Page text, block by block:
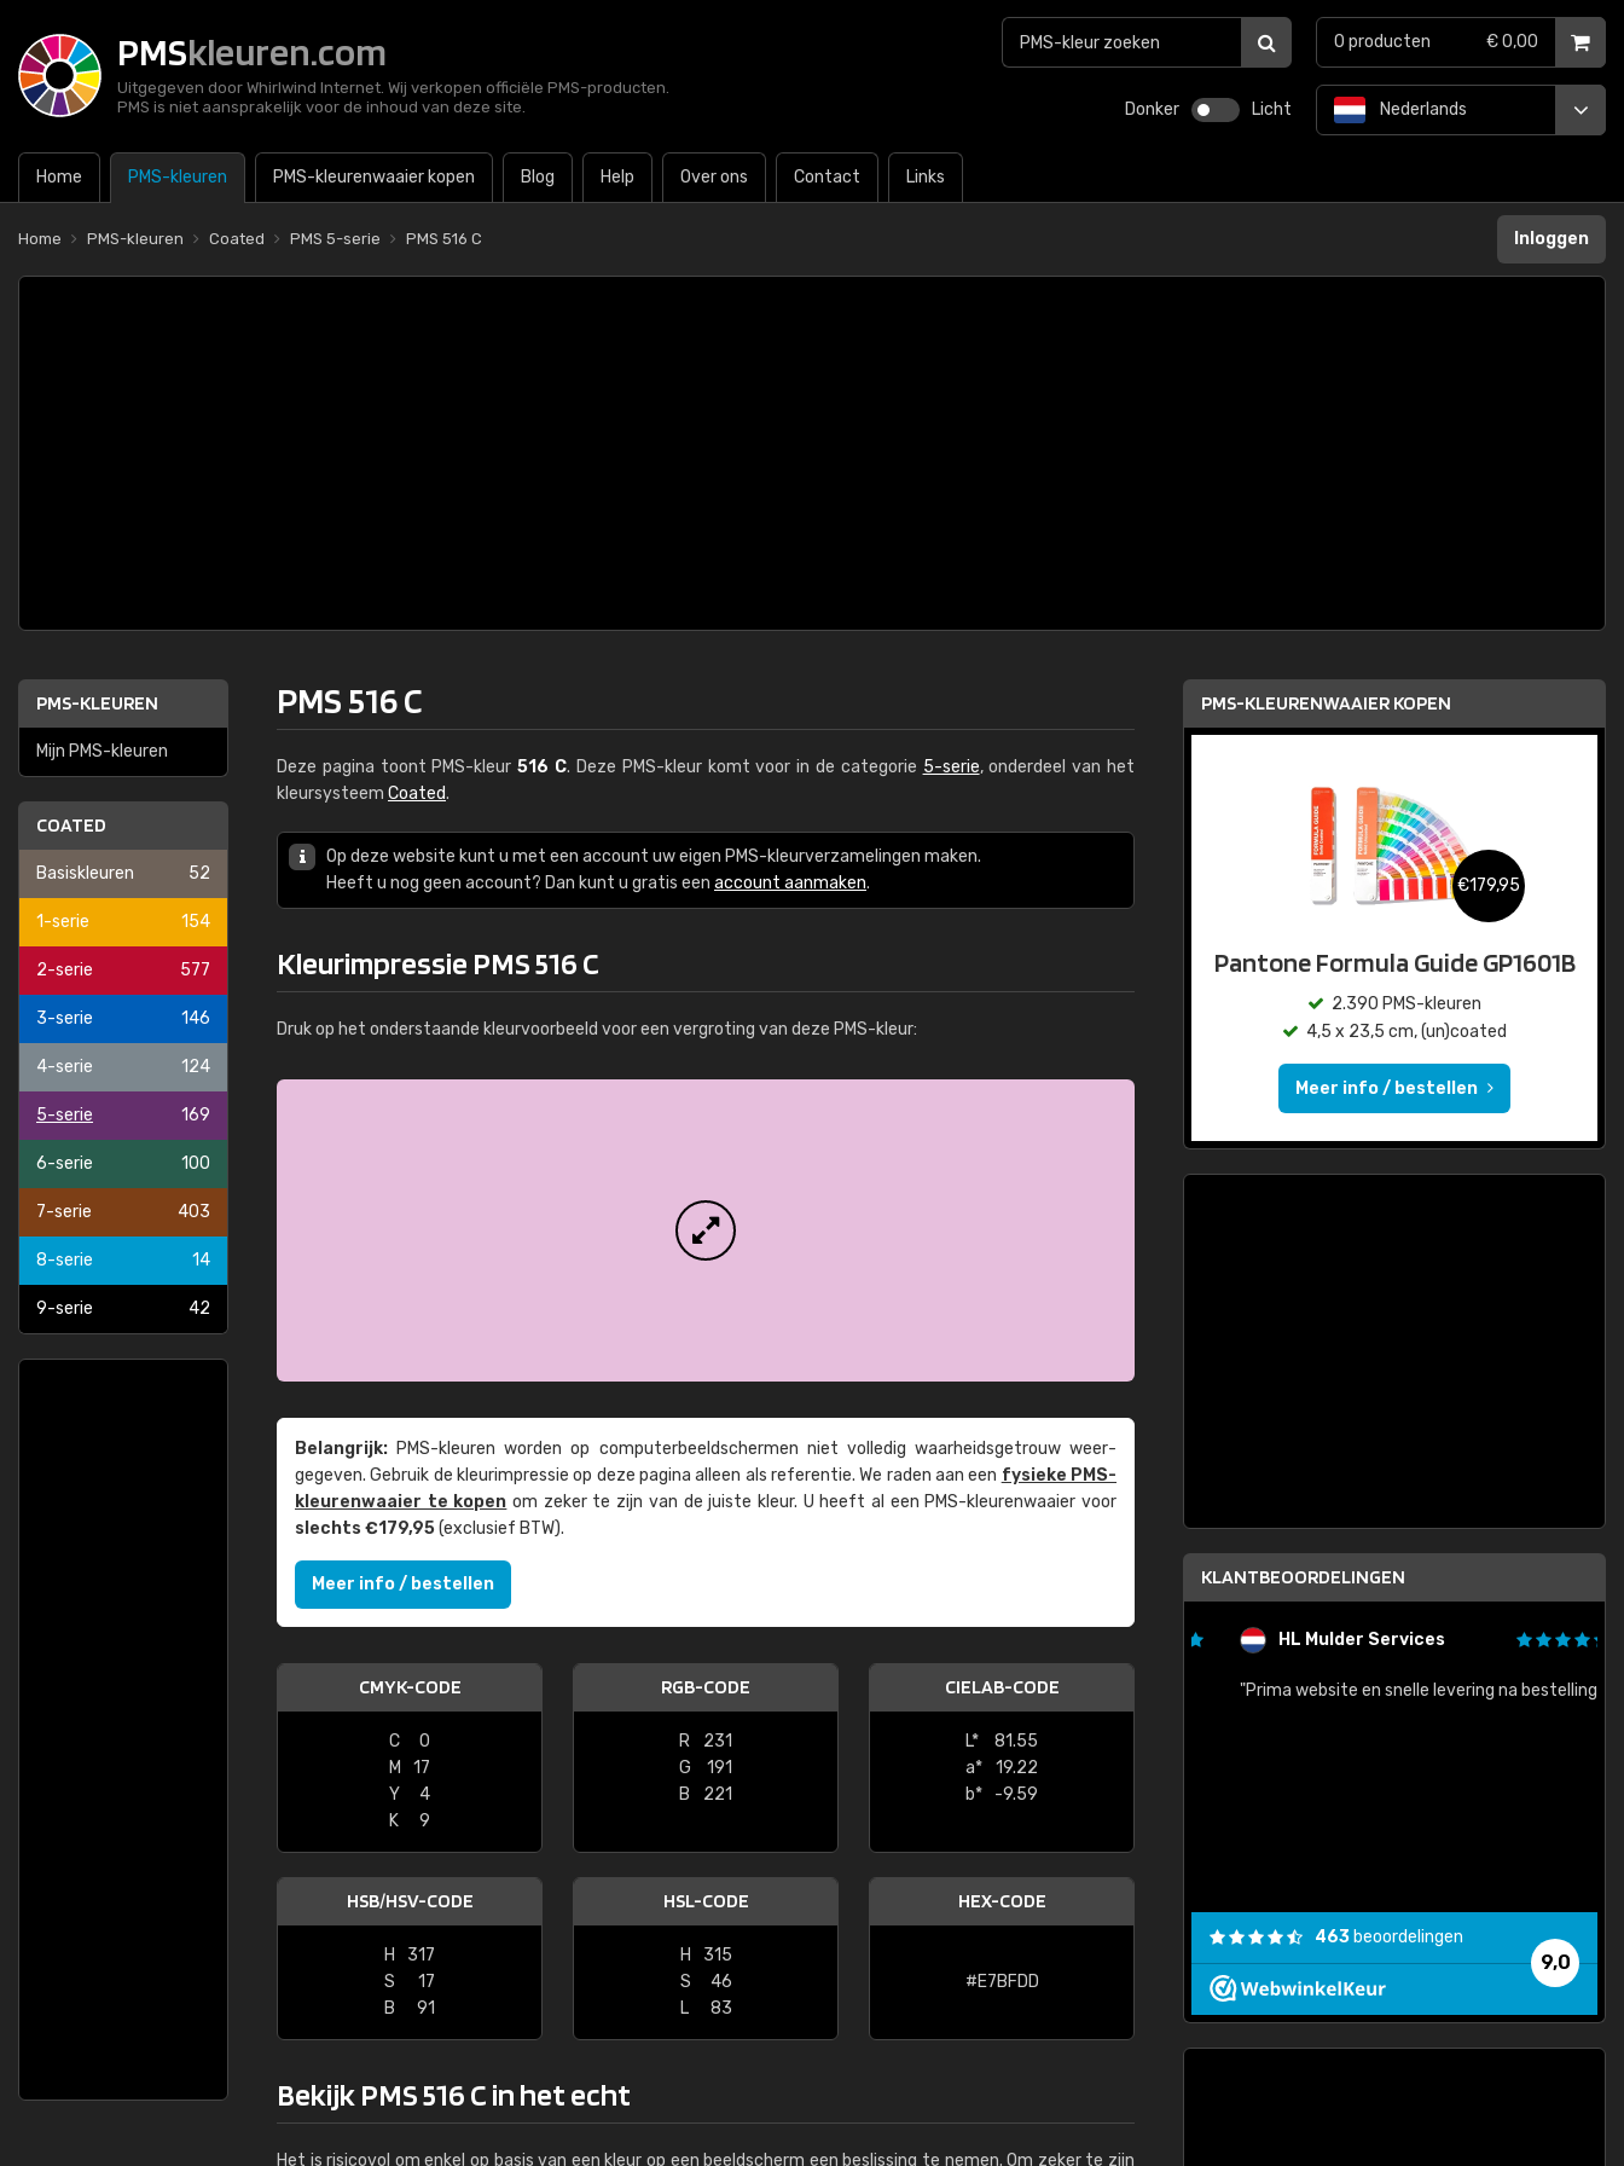
PMSkleuren.com
Uitgegeven door Whirlwind Internet. Wij verkopen officiële PMS-producten.
PMS is niet aansprakelijk voor de inhoud van deze site.
Donker Licht
Home PMS-kleuren PMS-kleurenwaaier kopen Blog Help Over ons Contact Links
Nederlands
0 producten € 0,00
Home PMS-kleuren Coated PMS 5-serie PMS 516 C Inloggen
PMS-KLEUREN
Mijn PMS-kleuren
COATED
Basiskleuren 52
1-serie 154
2-serie 577
3-serie 146
4-serie 124
5-serie 169
6-serie 100
7-serie 403
8-serie 14
9-serie 42
PMS 516 C
Deze pagina toont PMS-kleur516 C. Deze PMS-kleur komt voor in de categorie 5-serie, onderdeel van het
kleursysteem Coated.
Op deze website kunt u met een account uw eigen PMS-kleurverzamelingen maken.
Heeft u nog geen account? Dan kunt u gratis een account aanmaken.
Kleurimpressie PMS 516 C
Druk op het onderstaande kleurvoorbeeld voor een vergroting van deze PMS-kleur:
Belangrijk: PMS-kleuren worden op computer­beeld­schermen niet volledig waarheids­­getrouw weer­
gegeven. Gebruik de kleur­impressie op deze pagina alleen als referentie. We raden aan een fysieke PMS-
kleuren­waaier te kopen om zeker te zijn van de juiste kleur. U heeft al een PMS-kleuren­waaier voor
slechts €179,95(exclusief BTW).
Meer info / bestellen
CMYK-CODE
C
0
M
17
Y
4
K
9
RGB-CODE
R
231
G
191
B
221
CIELAB-CODE
L*
81.55
a*
19.22
b*
-9.59
HSB/HSV-CODE
H
317
S
17
B
91
HSL-CODE
H
315
S
46
L
83
HEX-CODE
#E7BFDD
Bekijk PMS 516 C in het echt
Het is risicovol om enkel op basis van een kleur op een beeldscherm een beslissing te nemen. Om zeker te zijn
PMS-KLEURENWAAIER KOPEN
€179,95
Pantone Formula Guide GP1601B
2.390 PMS-kleuren
4,5 x 23,5 cm, (un)coated
Meer info / bestellen
KLANTBEOORDELINGEN
"Super snelle service en zeer betaalbaar!"
HL Mulder Services
"Prima website en snelle levering na bestelling"
9,0
463 beoordelingen